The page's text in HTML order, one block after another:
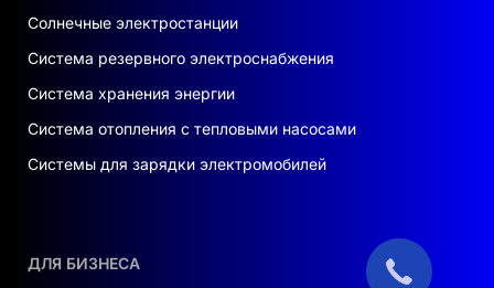
Солнечные электростанции
Система резервного электроснабжения
Система хранения энергии
Система отопления с тепловыми насосами
Системы для зарядки электромобилей
ДЛЯ БИЗНЕСА